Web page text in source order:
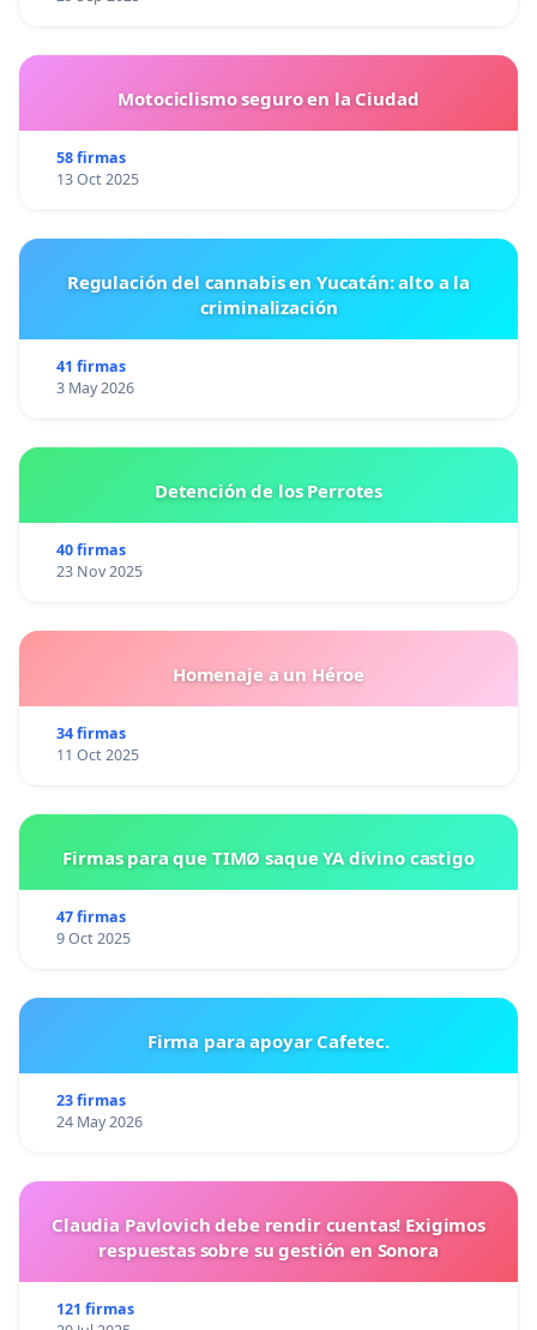
Motociclismo seguro en la Ciudad
58 firmas
13 Oct 2025
Regulación del cannabis en Yucatán: alto a la
criminalización
41 firmas
3 May 2026
Detención de los Perrotes
40 firmas
23 Nov 2025
Homenaje a un Héroe
34 firmas
11 Oct 2025
Firmas para que TIMØ saque YA divino castigo
47 firmas
9 Oct 2025
Firma para apoyar Cafetec.
23 firmas
24 May 2026
Claudia Pavlovich debe rendir cuentas! Exigimos
respuestas sobre su gestión en Sonora
121 firmas